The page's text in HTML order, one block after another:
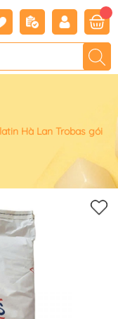
Hà Lan Trobas gói